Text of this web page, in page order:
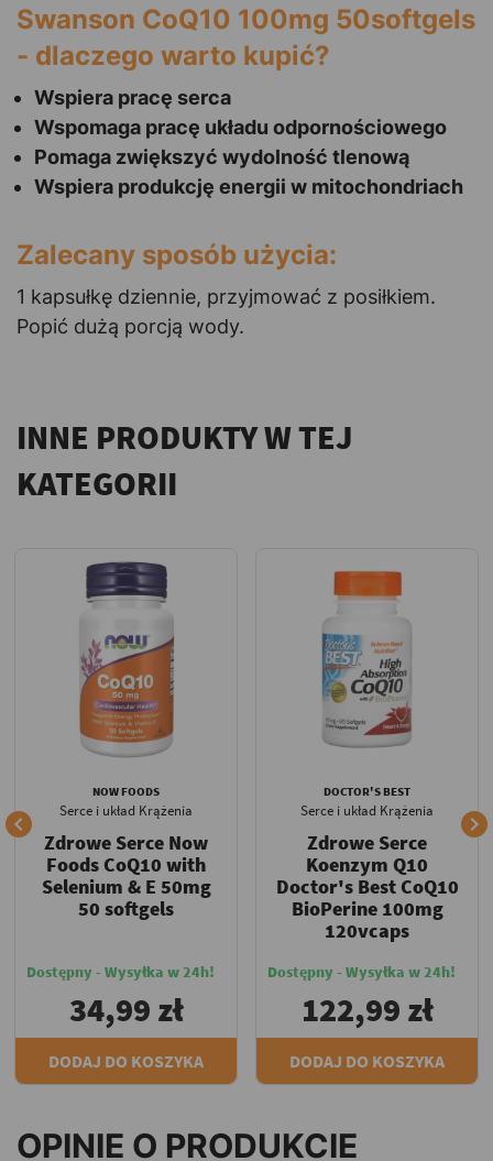
Swanson CoQ10 100mg 50softgels
- dlaczego warto kupić?
Wspiera pracę serca
Wspomaga pracę układu odpornościowego
Pomaga zwiększyć wydolność tlenową
Wspiera produkcję energii w mitochondriach
Zalecany sposób użycia:
1 kapsułkę dziennie, przyjmować z posiłkiem.
Popić dużą porcją wody.
INNE PRODUKTY W TEJ
KATEGORII

NOW FOODS
Serce i układ Krążenia
Zdrowe Serce Now
Foods CoQ10 with
Selenium & E 50mg
50 softgels
Dostępny - Wysyłka w 24h!
34,99 zł
DODAJ DO KOSZYKA
DOCTOR'S BEST
Serce i układ Krążenia
Zdrowe Serce
Koenzym Q10
Doctor's Best CoQ10
BioPerine 100mg
120vcaps
Dostępny - Wysyłka w 24h!
122,99 zł
DODAJ DO KOSZYKA

OPINIE O PRODUKCIE